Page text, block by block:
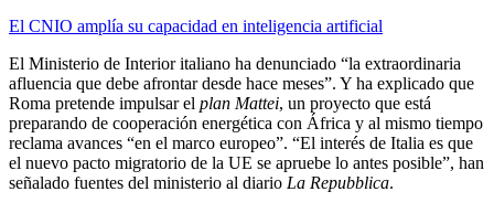
El CNIO amplía su capacidad en inteligencia artificial
El Ministerio de Interior italiano ha denunciado “la extraordinaria
afluencia que debe afrontar desde hace meses”. Y ha explicado que
Roma pretende impulsar el plan Mattei, un proyecto que está
preparando de cooperación energética con África y al mismo tiempo
reclama avances “en el marco europeo”. “El interés de Italia es que
el nuevo pacto migratorio de la UE se apruebe lo antes posible”, han
señalado fuentes del ministerio al diario La Repubblica.